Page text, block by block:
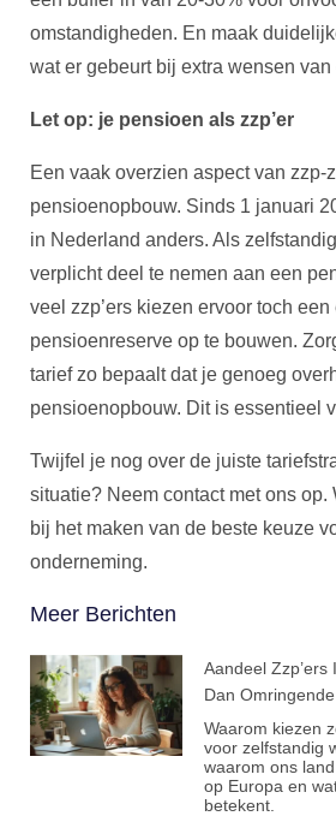
omstandigheden. En maak
wat er gebeurt bij extra wensen
Let op: je pensioen als zzp’er
Een vaak overzien aspect van zzp-
pensioenopbouw. Sinds 1 januari
in Nederland anders. Als
verplicht deel te nemen aan een
veel zzp’ers kiezen ervoor toch een
pensioenreserve op te bouwen.
tarief zo bepaalt dat je genoeg
pensioenopbouw. Dit is essentieel
Twijfel je nog over de juiste
situatie? Neem contact met ons op.
bij het maken van de beste keuze
onderneming.
Meer Berichten
Aandeel
Dan
Waarom kiezen
voor zelfstandig
waarom ons
op Europa en
betekent.